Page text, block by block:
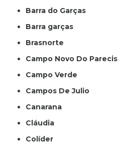
Barra do Garças
Barra garças
Brasnorte
Campo Novo Do Parecis
Campo Verde
Campos De Julio
Canarana
Cláudia
Colíder